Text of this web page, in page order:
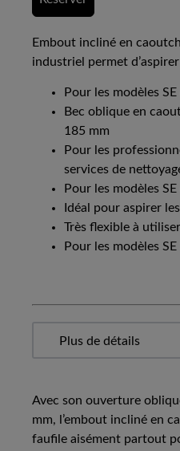
Embout incliné en
industriel permet
Pour les modèles
Bec oblique en
185 mm
Pour les
services de
Pour les modèles
Idéal pour aspirer
Très flexible à utiliser
Pour les modèles
Avec son ouverture
mm, l’embout incliné en
faufile aisément partout